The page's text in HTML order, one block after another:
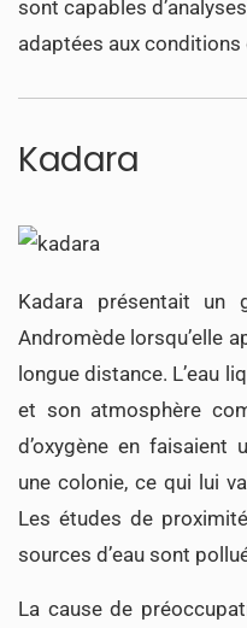
sont capables
adaptées aux conditions
Kadara
Kadara présentait un
Andromède lorsqu’elle
longue distance. L’eau
et son atmosphère
d’oxygène en faisaient
une colonie, ce qui lui
Les études de
sources d’eau sont
La cause de